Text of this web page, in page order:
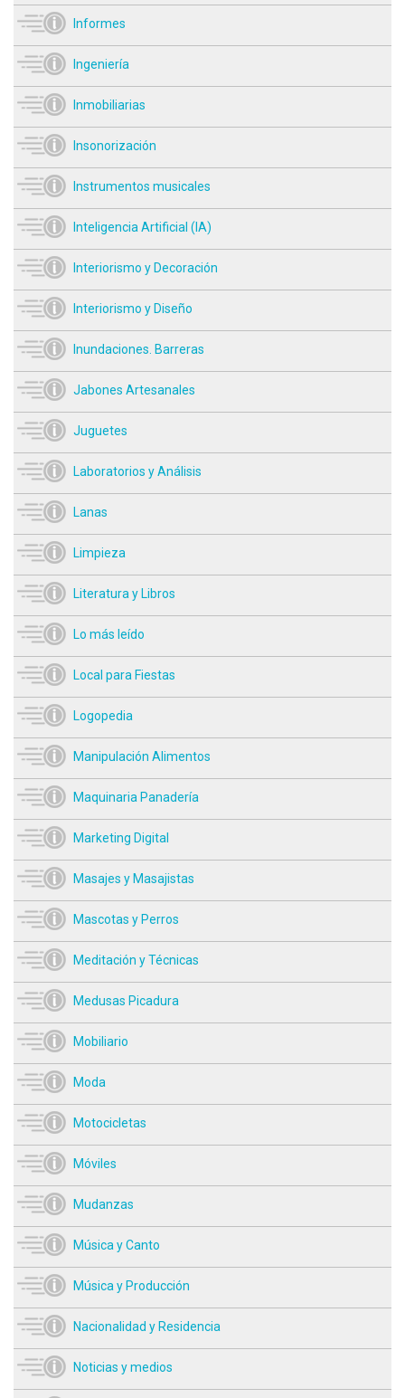
Informes
Ingeniería
Inmobiliarias
Insonorización
Instrumentos musicales
Inteligencia Artificial (IA)
Interiorismo y Decoración
Interiorismo y Diseño
Inundaciones. Barreras
Jabones Artesanales
Juguetes
Laboratorios y Análisis
Lanas
Limpieza
Literatura y Libros
Lo más leído
Local para Fiestas
Logopedia
Manipulación Alimentos
Maquinaria Panadería
Marketing Digital
Masajes y Masajistas
Mascotas y Perros
Meditación y Técnicas
Medusas Picadura
Mobiliario
Moda
Motocicletas
Móviles
Mudanzas
Música y Canto
Música y Producción
Nacionalidad y Residencia
Noticias y medios